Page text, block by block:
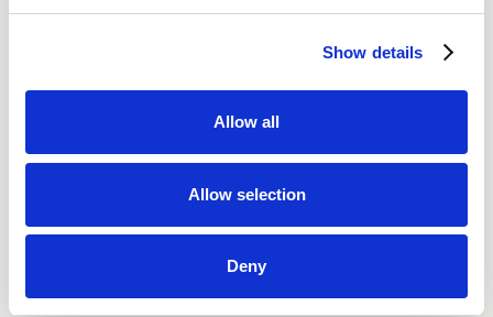
Show details
Allow all
Allow selection
Deny
Integritetspolicy
Tillgänglighetsredogörelse